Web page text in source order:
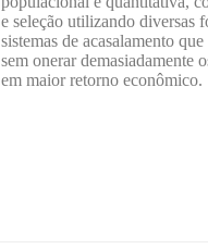
e seleção utilizando diversas
sistemas de acasalamento
sem onerar demasiadamente
em maior retorno econômico.